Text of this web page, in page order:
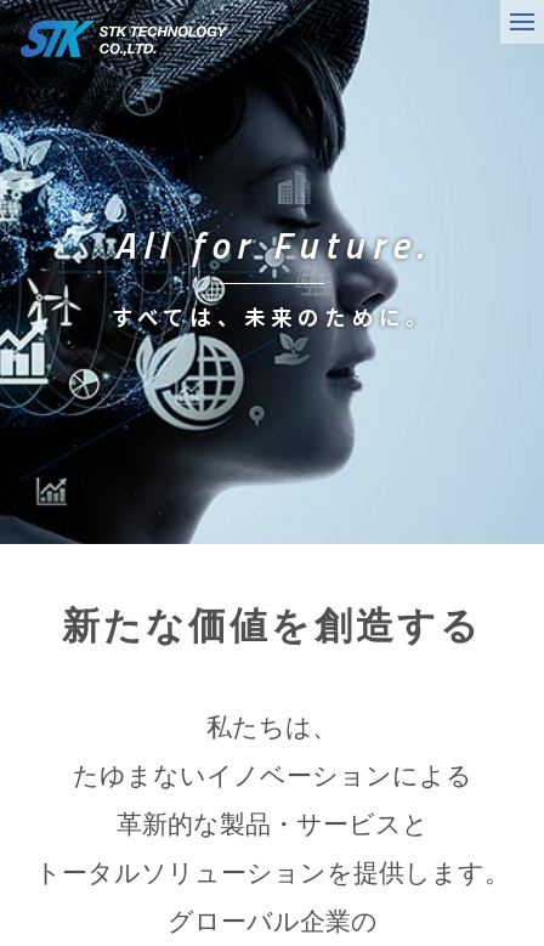
All for Future.
すべては、未来のために。
新たな価値を創造する
私たちは、
たゆまないイノベーションによる
革新的な製品・サービスと
トータルソリューションを提供します。
グローバル企業の